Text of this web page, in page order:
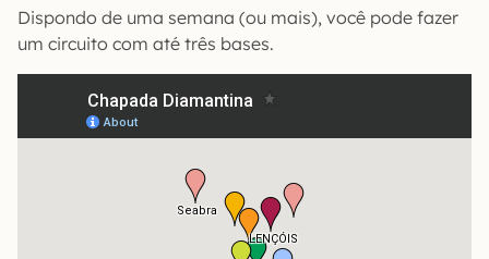
Dispondo de uma semana (ou mais), você pode fazer
um circuito com até três bases.